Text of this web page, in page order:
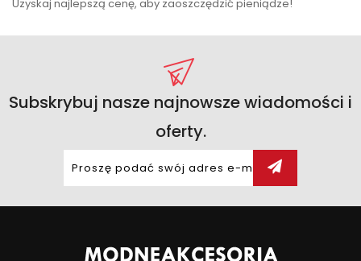
Uzyskaj najlepszą cenę, aby zaoszczędzić pieniądze!
Subskrybuj nasze najnowsze wiadomości i
oferty.